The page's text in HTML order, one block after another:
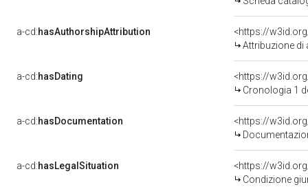
a-cd:hasAuthorshipAttribution
Attribuzione di
a-cd:hasDating
<https://
Cronologia 1
a-cd:hasDocumentation
a-cd:hasLegalSituation
Condizione